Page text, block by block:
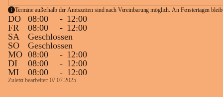
Termine außerhalb der Amtszeiten sind nach Vereinbarung möglich. An Fenstertagen
DO 08:00 - 12:00
FR
08:00 - 12:00
SA
Geschlossen
SO
Geschlossen
MO 08:00 - 12:00
DI
08:00 - 12:00
MI
08:00 - 12:00
Zuletzt bearbeitet: 07.07.2025